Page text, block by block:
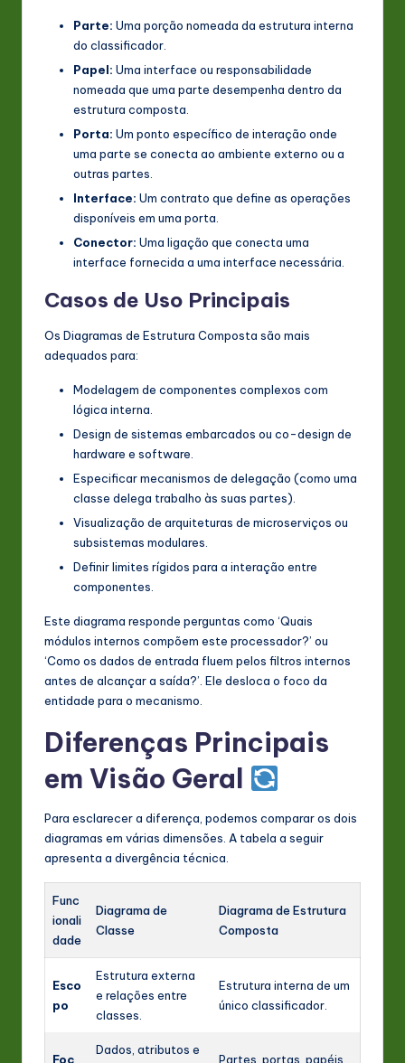
Parte: Uma porção nomeada da estrutura interna
do classificador.
Papel: Uma interface ou responsabilidade
nomeada que uma parte desempenha dentro da
estrutura composta.
Porta: Um ponto específico de interação onde
uma parte se conecta ao ambiente externo ou a
outras partes.
Interface: Um contrato que define as operações
disponíveis em uma porta.
Conector: Uma ligação que conecta uma
interface fornecida a uma interface necessária.
Casos de Uso Principais
Os Diagramas de Estrutura Composta são mais
adequados para:
Modelagem de componentes complexos com
lógica interna.
Design de sistemas embarcados ou co-design de
hardware e software.
Especificar mecanismos de delegação (como uma
classe delega trabalho às suas partes).
Visualização de arquiteturas de microserviços ou
subsistemas modulares.
Definir limites rígidos para a interação entre
componentes.
Este diagrama responde perguntas como ‘Quais
módulos internos compõem este processador?’ ou
‘Como os dados de entrada fluem pelos filtros internos
antes de alcançar a saída?’. Ele desloca o foco da
entidade para o mecanismo.
Diferenças Principais
em Visão Geral
Para esclarecer a diferença, podemos comparar os dois
diagramas em várias dimensões. A tabela a seguir
apresenta a divergência técnica.
Func
ionali
dade
Diagrama de
Classe
Diagrama de Estrutura
Composta
Esco
po
Estrutura externa
e relações entre
classes.
Estrutura interna de um
único classificador.
Foc
Dados, atributos e
Partes, portas, papéis